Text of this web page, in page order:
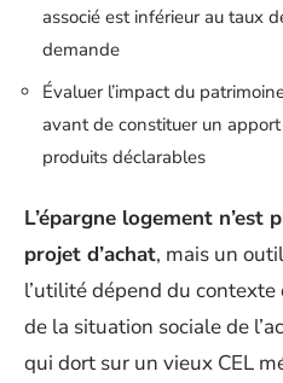
associé est inférieur au taux
demande
Évaluer l’impact du
avant de constituer un
produits déclarables
L’épargne logement n’est
projet d’achat, mais un
l’utilité dépend du
de la situation sociale de
qui dort sur un vieux CEL